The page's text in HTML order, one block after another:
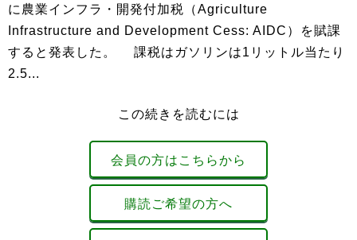
に農業インフラ・開発付加税（Agriculture
Infrastructure and Development Cess: AIDC）を賦課
すると発表した。 課税はガソリンは1リットル当たり
2.5...
この続きを読むには
会員の方はこちらから
購読ご希望の方へ